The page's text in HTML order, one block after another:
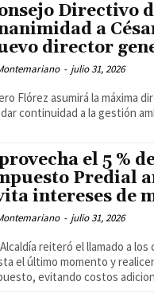
Directivo
a
director
- julio 31, 2026
Flórez asumirá la máxima
continuidad a la gestión
el 5 %
Predial
intereses de
- julio 31, 2026
reiteró el llamado a
el último momento y
evitando costos